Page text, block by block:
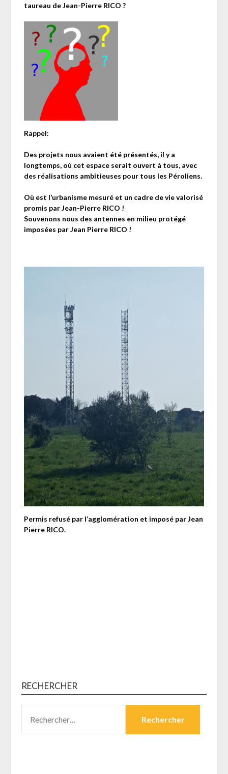
taureau de Jean-Pierre RICO ?
Rappel:
Des projets nous avaient été présentés, il y a
longtemps, où cet espace serait ouvert à tous, avec
des réalisations ambitieuses pour tous les Péroliens.
Où est l’urbanisme mesuré et un cadre de vie valorisé
promis par Jean-Pierre RICO !
Souvenons nous des antennes en milieu protégé
imposées par Jean Pierre RICO !
Permis refusé par l’agglomération et imposé par Jean
Pierre RICO.
RECHERCHER